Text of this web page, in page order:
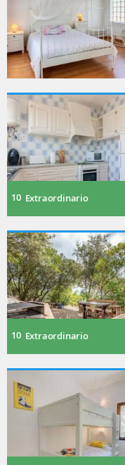
10 Extraordinario
10 Extraordinario